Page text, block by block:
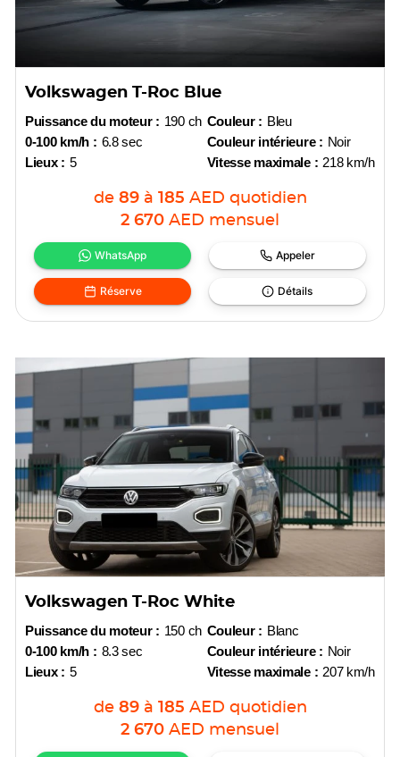
Volkswagen T-Roc Blue
Puissance du moteur : 190 ch
0-100 km/h : 6.8 sec
Lieux : 5
Couleur : Bleu
Couleur intérieure : Noir
Vitesse maximale : 218 km/h
de 89 à 185 AED quotidien
2 670 AED mensuel
WhatsApp Appeler
Réserve Détails
Volkswagen T-Roc White
Puissance du moteur : 150 ch
0-100 km/h : 8.3 sec
Lieux : 5
Couleur : Blanc
Couleur intérieure : Noir
Vitesse maximale : 207 km/h
de 89 à 185 AED quotidien
2 670 AED mensuel